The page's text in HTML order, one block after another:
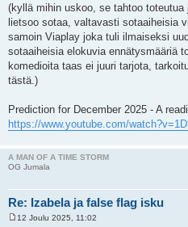
(kyllä mihin uskoo, se tahtoo
lietsoo sotaa, valtavasti sotaaiheisia
samoin Viaplay joka tuli ilmaiseksi
sotaaiheisia elokuvia ennätysmääriä
komedioita taas ei juuri tarjota,
tästä.)
Prediction for December 2025 - A
https://www.youtube.com/
A MAN OF A TIME STORM
OG Jumala
Re: Izabela ja false flag isku
12 Joulu 2025, 11:02